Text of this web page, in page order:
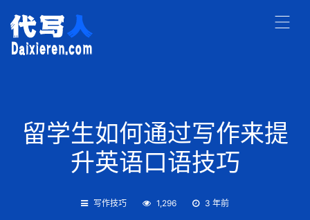
留学生如何通过写作来提
升英语口语技巧
写作技巧 1,296 3 年前